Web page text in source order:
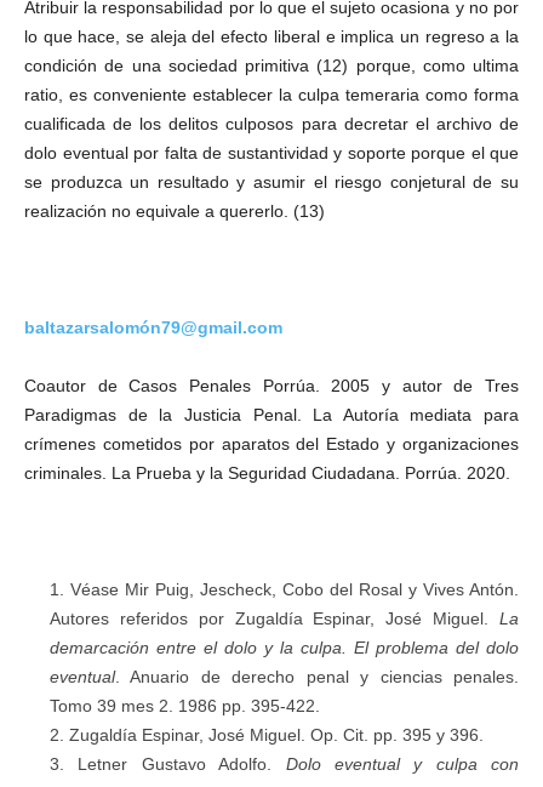
Atribuir la responsabilidad por lo que el sujeto ocasiona y no por
lo que hace, se aleja del efecto liberal e implica un regreso a la
condición de una sociedad primitiva (12) porque, como ultima
ratio, es conveniente establecer la culpa temeraria como forma
cualificada de los delitos culposos para decretar el archivo de
dolo eventual por falta de sustantividad y soporte porque el que
se produzca un resultado y asumir el riesgo conjetural de su
realización no equivale a quererlo. (13)
baltazarsalomón79@gmail.com
Coautor de Casos Penales Porrúa. 2005 y autor de Tres
Paradigmas de la Justicia Penal. La Autoría mediata para
crímenes cometidos por aparatos del Estado y organizaciones
criminales. La Prueba y la Seguridad Ciudadana. Porrúa. 2020.
Véase Mir Puig, Jescheck, Cobo del Rosal y Vives Antón.
Autores referidos por Zugaldía Espinar, José Miguel. La
demarcación entre el dolo y la culpa. El problema del dolo
eventual. Anuario de derecho penal y ciencias penales.
Tomo 39 mes 2. 1986 pp. 395-422.
Zugaldía Espinar, José Miguel. Op. Cit. pp. 395 y 396.
Letner Gustavo Adolfo. Dolo eventual y culpa con